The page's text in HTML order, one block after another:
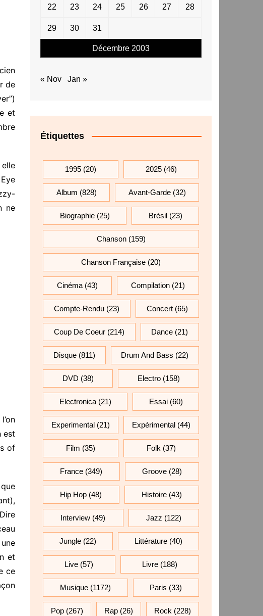
de
et
ne
est
of
et
ce
Décembre 2003
22 23 24 25 26 27 28
29 30 31
« Nov Jan »
Étiquettes
1995 (20) 2025 (46)
Album (828) Avant-Garde(32)
Biographie(25) Brésil(23)
Chanson(159)
Chanson Française (20)
Cinéma (43) Compilation (21)
Compte-Rendu (23) Concert (65)
Coup De Coeur(214) Dance (21)
Disque(811) Drum And Bass (22)
DVD (38) Electro(158)
Electronica(21) Essai(60)
Experimental (21) Expérimental (44)
Film (35) Folk (37)
France (349) Groove(28)
Hip Hop (48) Histoire(43)
Interview (49) Jazz (122)
Jungle (22) Littérature (40)
Live (57) Livre(188)
Musique(1172) Paris (33)
Pop (267) Rap (26) Rock (228)